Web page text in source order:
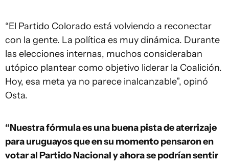
“El Partido Colorado está volviendo a reconectar
con la gente. La política es muy dinámica. Durante
las elecciones internas, muchos consideraban
utópico plantear como objetivo liderar la Coalición.
Hoy, esa meta ya no parece inalcanzable”, opinó
Osta.
“Nuestra fórmula es una buena pista de aterrizaje
para uruguayos que en su momento pensaron en
votar al Partido Nacional y ahora se podrían sentir